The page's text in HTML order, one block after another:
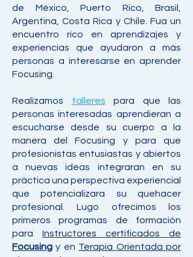
de México, Puerto Rico, Brasil,
Argentina, Costa Rica y Chile. Fua un
encuentro rico en aprendizajes y
experiencias que ayudaron a más
personas a interesarse en aprender
Focusing.
Realizamos talleres para que las
personas interesadas aprendieran a
escucharse desde su cuerpo a la
manera del Focusing y para que
profesionistas entusiastas y abiertos
a nuevas ideas integraran en su
práctica una perspectiva experiencial
que potencializara su quehacer
profesional. Lugo ofrecimos los
primeros programas de formación
para Instructores certificados de
Focusing y en Terapia Orientada por